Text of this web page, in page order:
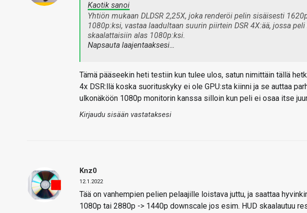
Kaotik sanoi
Yhtiön mukaan DLDSR 2,25X, joka renderöi pelin sisäisesti
1080p:ksi, vastaa laadultaan suurin piirtein DSR 4X:ää, jossa
skaalattaisiin alas 1080p:ksi.
Napsauta laajentaaksesi…
Tämä pääseekin heti testiin kun tulee ulos, satun nimittäin tällä
4x DSR:llä koska suorituskyky ei ole GPU:sta kiinni ja se auttaa
ulkonäköön 1080p monitorin kanssa silloin kun peli ei osaa itse
Kirjaudu sisään vastataksesi
Knz0
12.1.2022
Tää on vanhempien pelien pelaajille loistava juttu, ja saattaa
1080p tai 2880p -> 1440p downscale jos esim. HUD skaalautuu